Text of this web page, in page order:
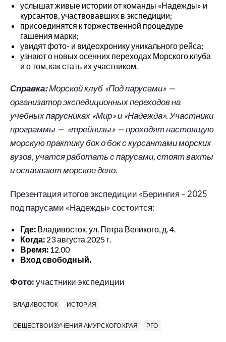
услышат живые истории от команды «Надежды» и
курсантов, участвовавших в экспедиции;
присоединятся к торжественной процедуре
гашения марки;
увидят фото- и видеохронику уникального рейса;
узнают о новых осенних переходах Морского клуба
и о том, как стать их участником.
Справка:Морской клуб «Под парусами» —
организатор экспедиционных переходов на
учебных парусниках «Мир» и «Надежда». Участники
программы — «трейнизы» — проходят настоящую
морскую практику бок о бок с курсантами морских
вузов, учатся работать с парусами, стоят вахты
и осваивают морское дело.
Презентация итогов экспедиции «Берингия – 2025
под парусами «Надежды» состоится:
Где: Владивосток, ул. Петра Великого, д. 4.
Когда: 23 августа 2025 г.
Время: 12.00
Вход свободный.
Фото:участники экспедиции
ВЛАДИВОСТОК ИСТОРИЯ
ОБЩЕСТВО ИЗУЧЕНИЯ АМУРСКОГО КРАЯ РГО